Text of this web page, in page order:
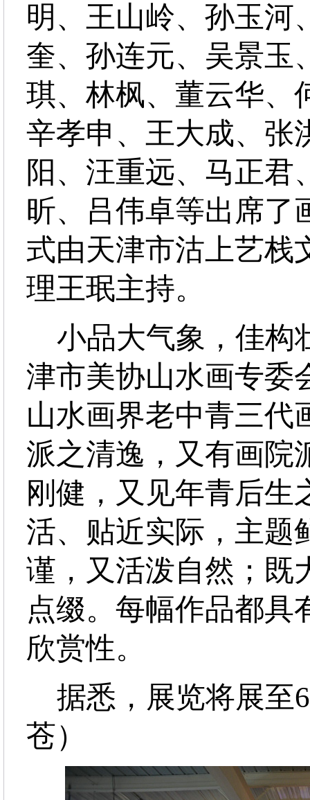
明、王山岭、孙玉河
奎、孙连元、吴景玉
琪、林枫、董云华、
辛孝申、王大成、张
阳、汪重远、马正君
昕、吕伟卓等出席了
式由天津市沽上艺栈
理王珉主持。
小品大气象，佳构
津市美协山水画专委
山水画界老中青三代
派之清逸，又有画院
刚健，又见年青后生
活、贴近实际，主题
谨，又活泼自然；既
点缀。每幅作品都具
欣赏性。
据悉，展览将展至
苍）